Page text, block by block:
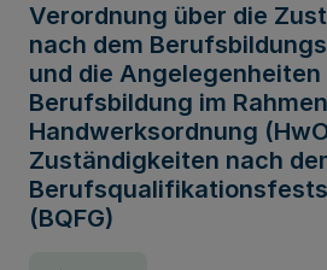
Verordnung über die
nach dem
und die Angelegenheiten
Berufsbildung im
Handwerksordnung
Zuständigkeiten nach
(BQFG)